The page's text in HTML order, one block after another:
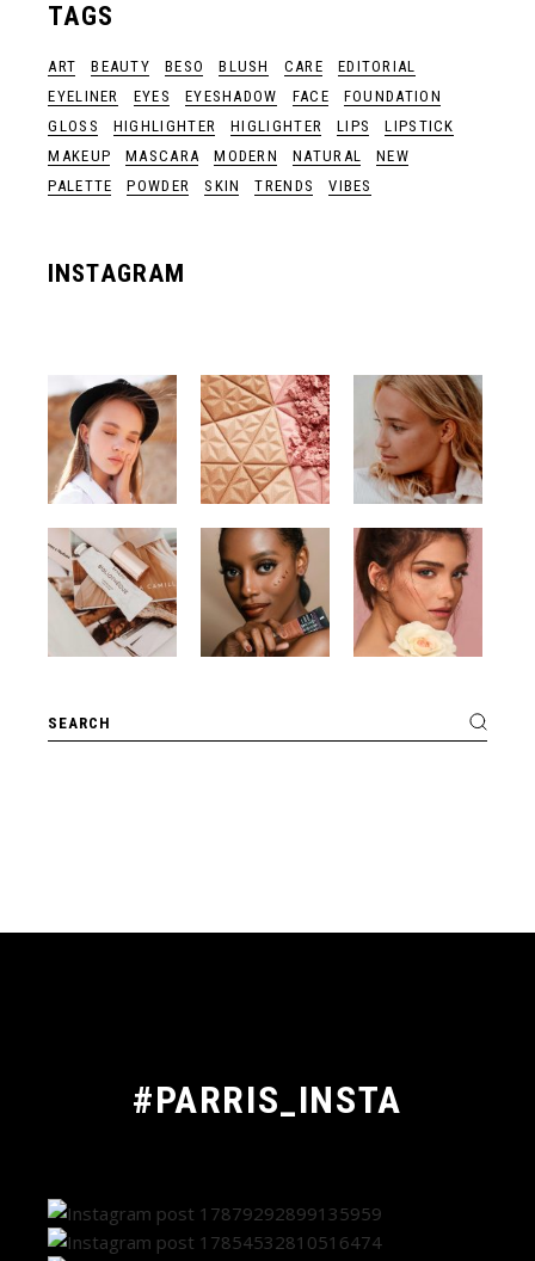
TAGS
ART BEAUTY BESO BLUSH CARE
EDITORIAL
EYELINER
EYES EYESHADOW FACE
FOUNDATION
GLOSS
HIGHLIGHTER HIGLIGHTER LIPS
LIPSTICK
MAKEUP
MASCARA MODERN NATURAL
NEW
PALETTE
POWDER SKIN TRENDS VIBES
INSTAGRAM
#PARRIS_INSTA